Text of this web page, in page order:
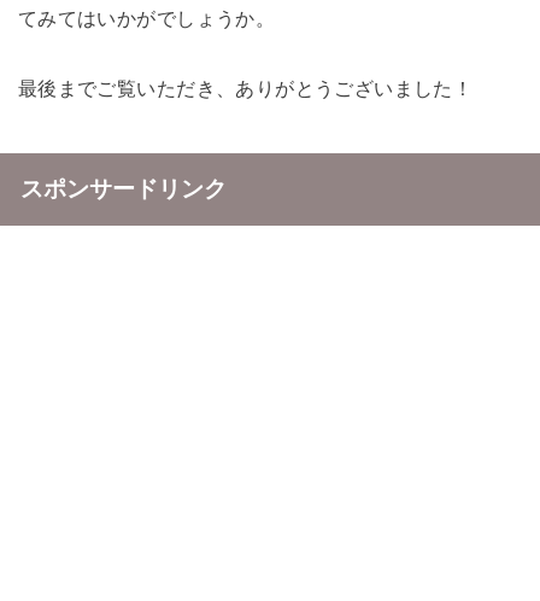
てみてはいかがでしょうか。
最後までご覧いただき、ありがとうございました！
スポンサードリンク